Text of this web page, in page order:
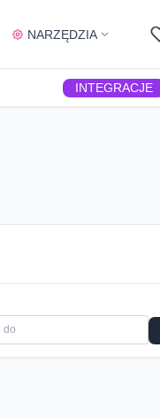
NARZĘDZIA
INTEGRACJE